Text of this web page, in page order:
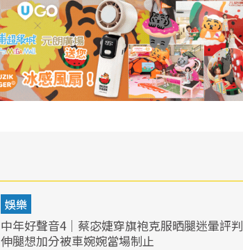
娛樂
中年好聲音4｜蔡宓婕穿旗袍克服晒腿迷暈評判
伸腿想加分被車婉婉當場制止